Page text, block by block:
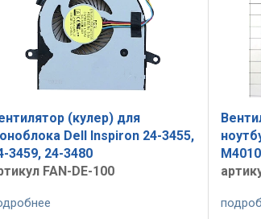
(кулер) для
Dell Inspiron 24-3455,
3459, 24-3480
FAN-DE-100